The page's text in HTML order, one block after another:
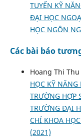
TUYẾN KỸ
ĐẠI HỌC
HỌC NGÔN
Các bài báo
Hoang Thi
HỌC KỸ
TRƯỜNG HỢP
TRƯỜNG ĐẠI
CHÍ KHOA
(2021)